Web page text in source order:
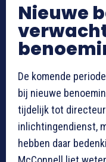
Nieuwe
De komende
bij nieuwe
tijdelijk tot
inlichtingendienst,
hebben daar